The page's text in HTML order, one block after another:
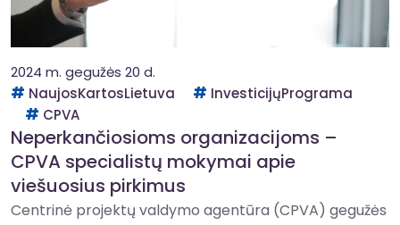
2024 m. gegužės 20 d.
NaujosKartosLietuva
InvesticijųPrograma
CPVA
Neperkančiosioms organizacijoms –
CPVA specialistų mokymai apie
viešuosius pirkimus
Centrinė projektų valdymo agentūra (CPVA) gegužės